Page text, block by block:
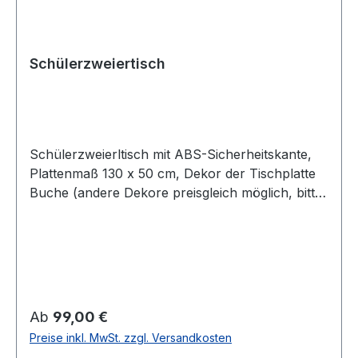
Schülerzweiertisch
Schülerzweierltisch mit ABS-Sicherheitskante,
Plattenmaß 130 x 50 cm, Dekor der Tischplatte
Buche (andere Dekore preisgleich möglich, bitte
Hinweis: Bei Bestellung von einzelnen Tischen
erheben wir Frachtkostenzuschläge! Unsere
Tische werden auftragsbezogen gefertigt und
Regulärer Preis:
Ab 99,00 €
Preise inkl. MwSt. zzgl. Versandkosten